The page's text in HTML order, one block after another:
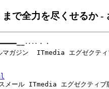
まで全力を尽くせるか
・・
マガジン  ITmedia エグゼクティ
メール ITmedia エグゼクティブ